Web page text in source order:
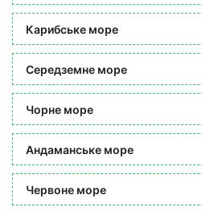
Карибське море
Середземне море
Чорне море
Андаманське море
Червоне море